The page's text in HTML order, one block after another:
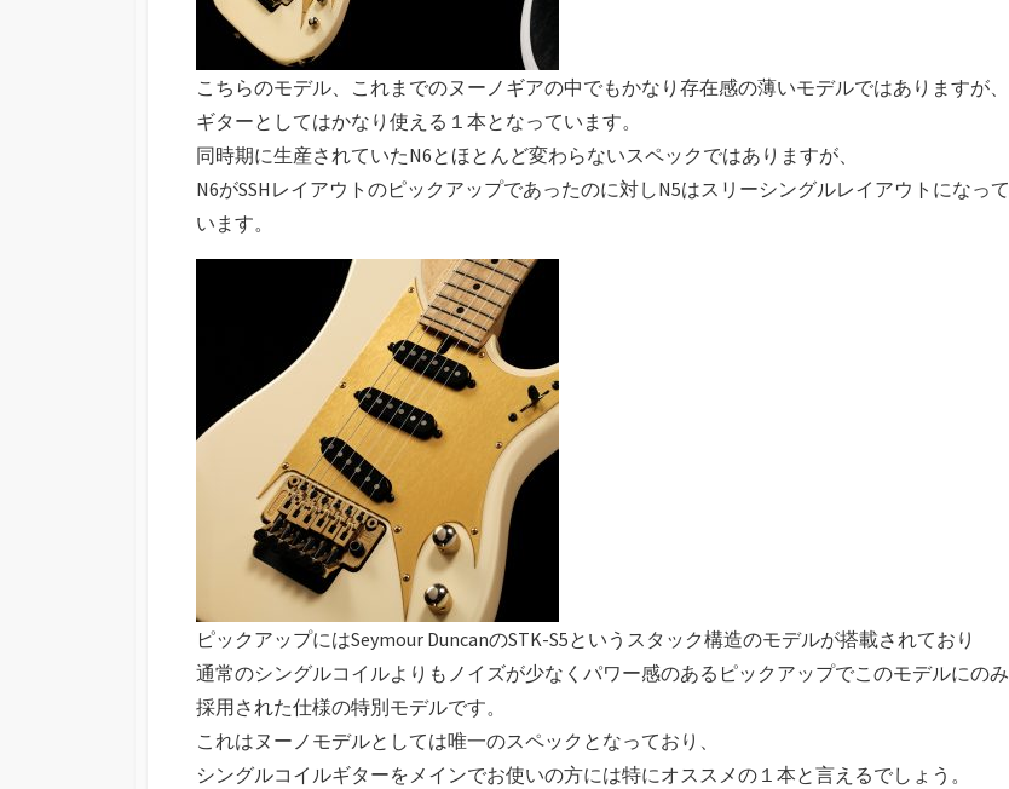
こちらのモデル、これまでのヌーノギアの中でもかなり存在感の薄いモデルではありますが、
ギターとしてはかなり使える１本となっています。
同時期に生産されていたN6とほとんど変わらないスペックではありますが、
N6がSSHレイアウトのピックアップであったのに対しN5はスリーシングルレイアウトになって
います。
ピックアップにはSeymour DuncanのSTK-S5というスタック構造のモデルが搭載されており
通常のシングルコイルよりもノイズが少なくパワー感のあるピックアップでこのモデルにのみ
採用された仕様の特別モデルです。
これはヌーノモデルとしては唯一のスペックとなっており、
シングルコイルギターをメインでお使いの方には特にオススメの１本と言えるでしょう。